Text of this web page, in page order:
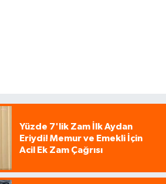
Yüzde 7'lik Zam İlk Aydan
Eriydi! Memur ve Emekli İçin
Acil Ek Zam Çağrısı